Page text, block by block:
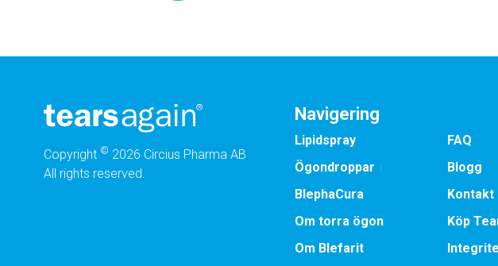
Copyright © 2026 Circius Pharma AB
All rights reserved.
Navigering
Lipidspray
Ögondroppar
BlephaCura
Om torra ögon
Om Blefarit
FAQ
Blogg
Kontakt
Köp